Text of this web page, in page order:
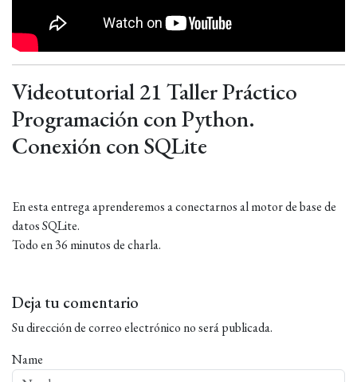
Videotutorial 21 Taller Práctico
Programación con Python.
Conexión con SQLite
En esta entrega aprenderemos a conectarnos al motor de base de
datos SQLite.
Todo en 36 minutos de charla.
Deja tu comentario
Su dirección de correo electrónico no será publicada.
Name